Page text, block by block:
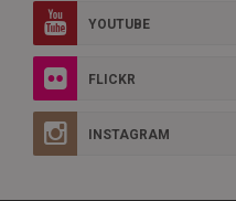
YOUTUBE
FLICKR
INSTAGRAM